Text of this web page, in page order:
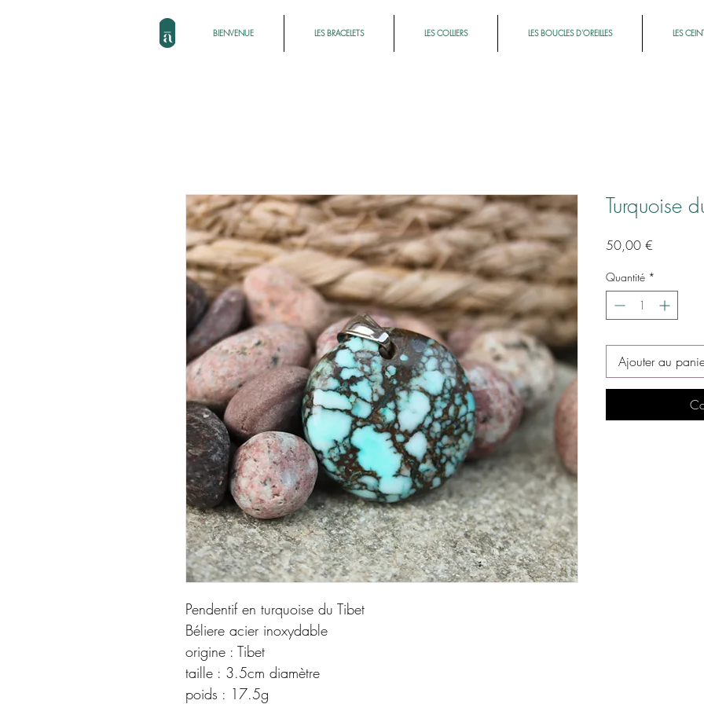
BIENVENUE LES BRACELETS LES COLLIERS LES BOUCLES D'OREILLES LES
Pendentif en turquoise du Tibet
Béliere acier inoxydable
origine : Tibet
taille : 3.5cm diamètre
poids : 17.5g
Turquoise
50,00 €
Quantité *
Ajouter au